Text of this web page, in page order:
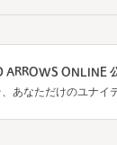
ARROWS ONLINE
、あなただけのユナイ